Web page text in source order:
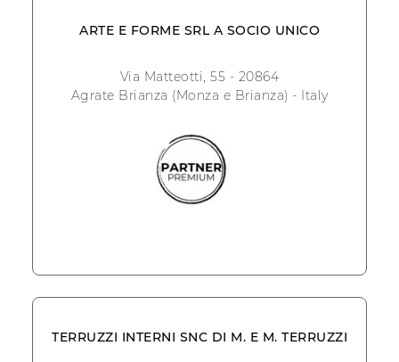
ARTE E FORME SRL A SOCIO UNICO
Via Matteotti, 55 - 20864
Agrate Brianza (Monza e Brianza) - Italy
TERRUZZI INTERNI SNC DI M. E M. TERRUZZI